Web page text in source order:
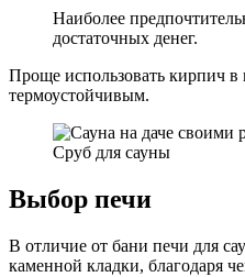
Наиболее
достаточных денег.
Проще использовать кирпич в
термоустойчивым.
Сруб для сауны
Выбор печи
В отличие от бани печи для
каменной кладки, благодаря